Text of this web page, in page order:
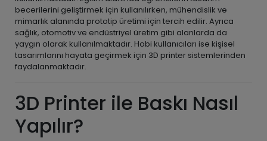
becerilerini geliştirmek için kullanılırken, mühendislik ve
mimarlık alanında prototip üretimi için tercih edilir. Ayrıca
sağlık, otomotiv ve endüstriyel üretim gibi alanlarda da
yaygın olarak kullanılmaktadır. Hobi kullanıcıları ise kişisel
tasarımlarını hayata geçirmek için 3D printer sistemlerinden
faydalanmaktadır.
3D Printer ile Baskı Nasıl
Yapılır?